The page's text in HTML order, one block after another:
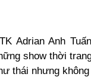
Adrian Anh
show thời
thái nhưng